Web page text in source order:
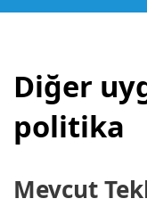
Diğer
politika
Mevcut